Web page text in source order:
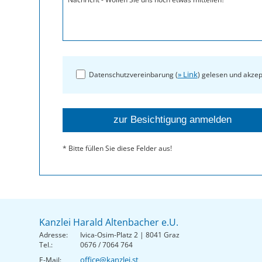
Datenschutzvereinbarung (» Link) gelesen und
* Bitte füllen Sie diese Felder aus!
Kanzlei Harald Altenbacher e.U.
Adresse:
Ivica-Osim-Platz 2 | 8041 Graz
Tel.:
0676 / 7064 764